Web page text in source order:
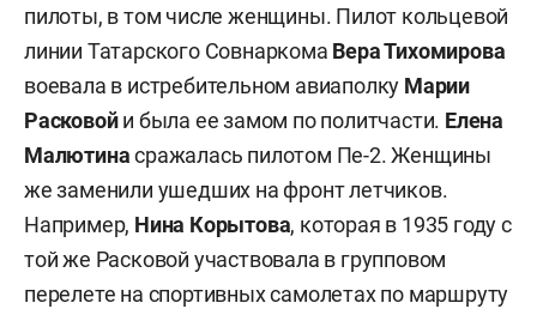
пилоты, в том числе женщины. Пилот кольцевой
линии Татарского Совнаркома Вера Тихомирова
воевала в истребительном авиаполку Марии
Расковойи была ее замом по политчасти. Елена
Малютинасражалась пилотом Пе-2. Женщины
же заменили ушедших на фронт летчиков.
Например, Нина Корытова, которая в 1935 году с
той же Расковой участвовала в групповом
перелете на спортивных самолетах по маршруту